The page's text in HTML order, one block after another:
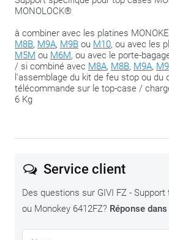
MONOLOCK®
à combiner avec les platines
M8B, M9A, M9B ou M10, ou avec les
M5M ou M6M, ou avec le porte-
/ si combiné avec M8A, M8B, M9A,
l'assemblage du kit de feu stop ou du
télécommande sur le top-case /
6 Kg
Service client
Des questions sur GIVI FZ -
ou Monokey 6412FZ? Réponse